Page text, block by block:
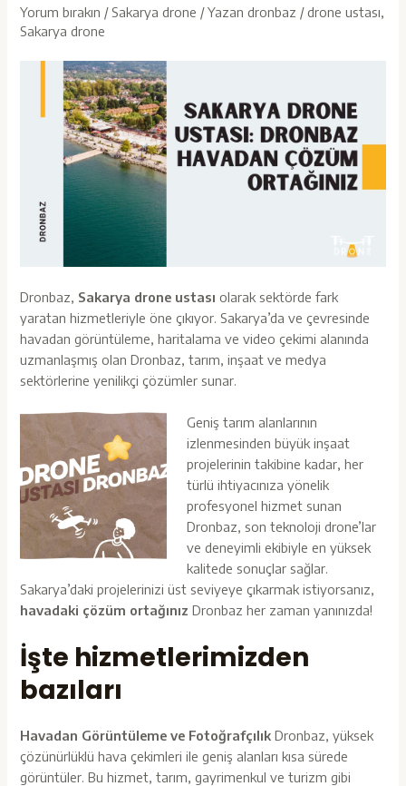
Yorum bırakın / Sakarya drone / Yazan dronbaz /drone ustası,
Sakarya drone
Dronbaz, Sakarya drone ustası olarak sektörde fark
yaratan hizmetleriyle öne çıkıyor. Sakarya’da ve çevresinde
havadan görüntüleme, haritalama ve video çekimi alanında
uzmanlaşmış olan Dronbaz, tarım, inşaat ve medya
sektörlerine yenilikçi çözümler sunar.
Geniş tarım alanlarının
izlenmesinden büyük inşaat
projelerinin takibine kadar, her
türlü ihtiyacınıza yönelik
profesyonel hizmet sunan
Dronbaz, son teknoloji drone’lar
ve deneyimli ekibiyle en yüksek
kalitede sonuçlar sağlar.
Sakarya’daki projelerinizi üst seviyeye çıkarmak istiyorsanız,
havadaki çözüm ortağınız Dronbazher zaman yanınızda!
İşte hizmetlerimizden
bazıları
Havadan Görüntüleme ve Fotoğrafçılık Dronbaz, yüksek
çözünürlüklü hava çekimleri ile geniş alanları kısa sürede
görüntüler. Bu hizmet, tarım, gayrimenkul ve turizm gibi